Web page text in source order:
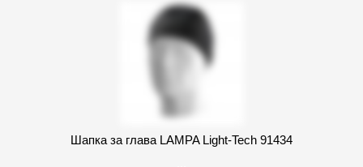
Шапка за глава LAMPA Light-Tech 91434